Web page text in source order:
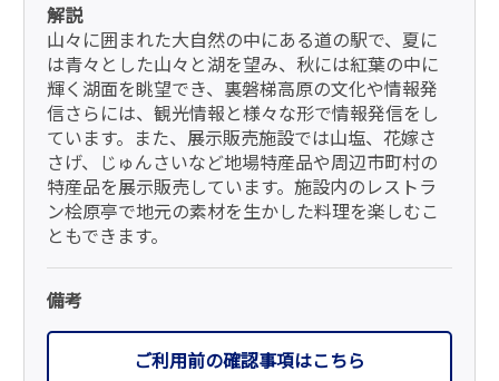
解説
山々に囲まれた大自然の中にある道の駅で、夏に
は青々とした山々と湖を望み、秋には紅葉の中に
輝く湖面を眺望でき、裏磐梯高原の文化や情報発
信さらには、観光情報と様々な形で情報発信をし
ています。また、展示販売施設では山塩、花嫁さ
さげ、じゅんさいなど地場特産品や周辺市町村の
特産品を展示販売しています。施設内のレストラ
ン桧原亭で地元の素材を生かした料理を楽しむこ
ともできます。
備考
ご利用前の確認事項はこちら